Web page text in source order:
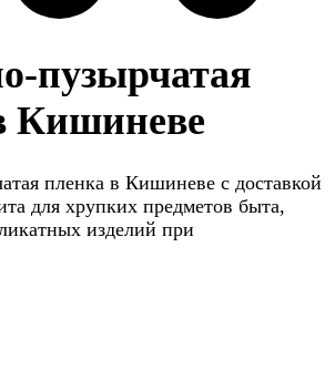
пузырчатая
Кишиневе
пленка в Кишиневе с доставкой
для хрупких предметов быта,
изделий при